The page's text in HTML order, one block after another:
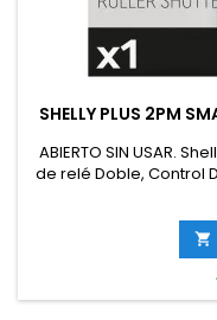
SHELLY PLUS 2PM
ABIERTO SIN USAR.
de relé Doble, Control
